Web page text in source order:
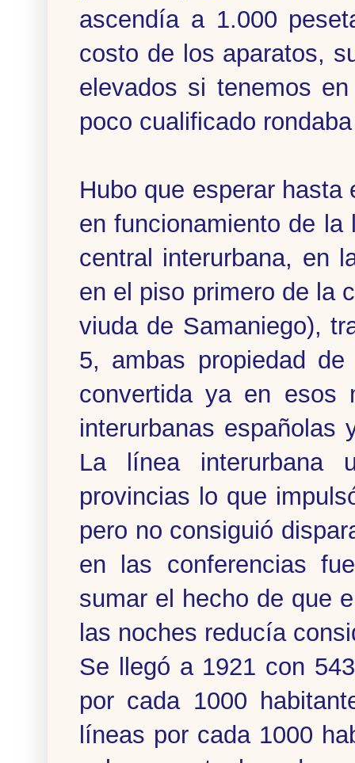
ascendía a 1.000
costo de los aparatos,
elevados si tenemos
poco cualificado
Hubo que esperar
en funcionamiento de
central interurbana, en
en el piso primero de la
viuda de Samaniego),
5, ambas propiedad
convertida ya en esos
interurbanas españolas
La línea interurbana
provincias lo que
pero no consiguió
en las conferencias
sumar el hecho de que
las noches reducía
Se llegó a 1921 con
por cada 1000
líneas por cada 1000